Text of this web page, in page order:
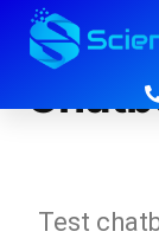
Test